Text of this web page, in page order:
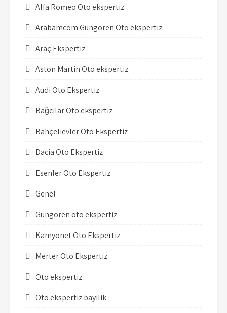
Alfa Romeo Oto ekspertiz
Arabamcom Güngören Oto ekspertiz
Araç Ekspertiz
Aston Martin Oto ekspertiz
Audi Oto Ekspertiz
Bağcılar Oto ekspertiz
Bahçelievler Oto Ekspertiz
Dacia Oto Ekspertiz
Esenler Oto Ekspertiz
Genel
Güngören oto ekspertiz
Kamyonet Oto Ekspertiz
Merter Oto Ekspertiz
Oto ekspertiz
Oto ekspertiz bayilik